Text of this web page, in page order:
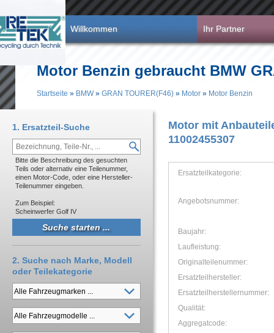
Willkommen Ihr Partner
Motor Benzin gebraucht BMW
Startseite » BMW» GRAN TOURER(F46) » Motor » Motor Benzin
Motor mit
11002455307
Ersatzteilkategorie:
Angebotsnummer:
Baujahr:
Laufleistung:
Originalteilenummer:
Ersatzteilhersteller:
Ersatzteilherstellernummer:
Qualität:
Aggregatcode:
1. Ersatzteil-Suche
Bitte die Beschreibung des gesuchten
Teils oder alternativ eine Teilenummer,
einen Motor-Code, oder eine Hersteller-
Teilenummer eingeben.
Zum Beispiel:
Scheinwerfer Golf IV
2. Suche nach Marke, Modell
oder Teilekategorie